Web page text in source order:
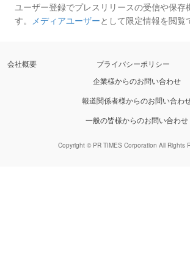
ユーザー登録でプレスリリースの受信や保存
す。 メディアユーザーとして限定情報を閲覧
会社概要 プライバシーポリシー
企業様からのお問い合わせ
報道関係者様からのお問い合わ
一般の皆様からのお問い合わせ
Copyright © PR TIMES Corporation All Rights